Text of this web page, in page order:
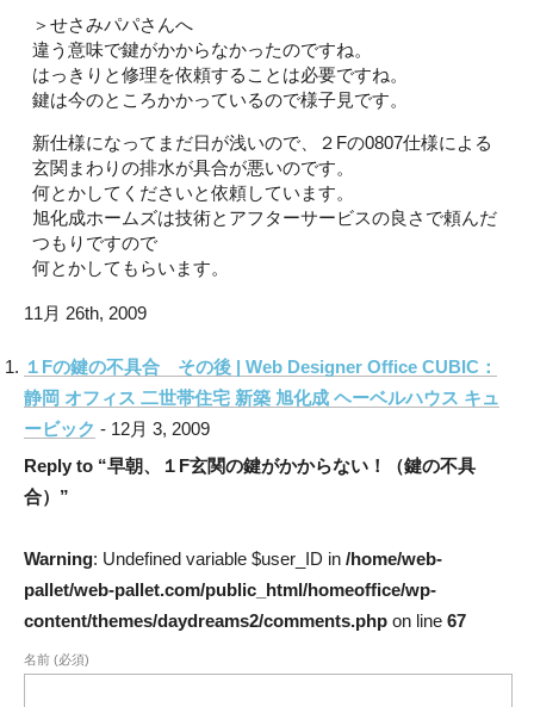
＞せさみパパさんへ
違う意味で鍵がかからなかったのですね。
はっきりと修理を依頼することは必要ですね。
鍵は今のところかかっているので様子見です。
新仕様になってまだ日が浅いので、２Fの0807仕様による
玄関まわりの排水が具合が悪いのです。
何とかしてくださいと依頼しています。
旭化成ホームズは技術とアフターサービスの良さで頼んだ
つもりですので
何とかしてもらいます。
11月 26th, 2009
１Fの鍵の不具合 その後 | Web Designer Office CUBIC：
静岡 オフィス 二世帯住宅 新築 旭化成 ヘーベルハウス キュ
ービック - 12月 3, 2009
Reply to “早朝、１F玄関の鍵がかからない！（鍵の不具
合）”
Warning: Undefined variable $user_ID in /home/web-
pallet/web-pallet.com/public_html/homeoffice/wp-
content/themes/daydreams2/comments.php on line 67
名前 (必須)